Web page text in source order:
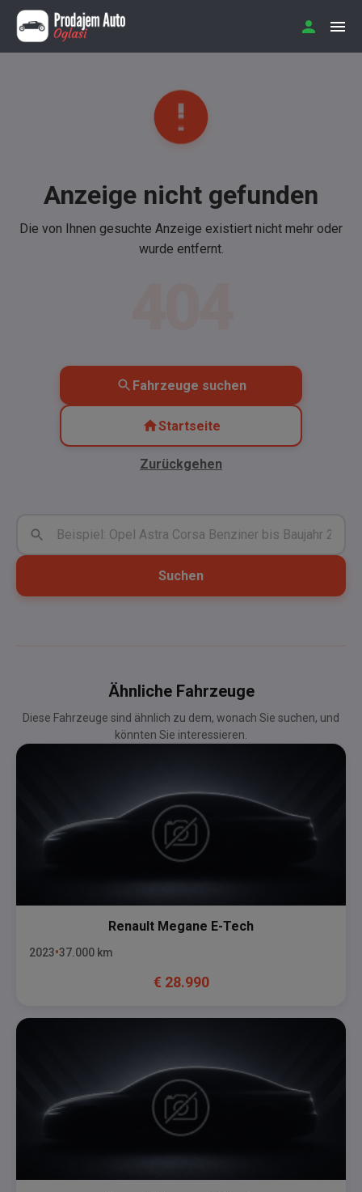
Anzeige nicht gefunden
Die von Ihnen gesuchte Anzeige existiert nicht mehr oder
wurde entfernt.
Fahrzeuge suchen
Startseite
Zurückgehen
Suchen
Ähnliche Fahrzeuge
Diese Fahrzeuge sind ähnlich zu dem, wonach Sie suchen, und
könnten Sie interessieren.
Renault Megane E-Tech
2023 37.000 km
€ 28.990